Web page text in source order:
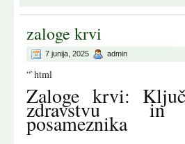
zaloge krvi
7 junija, 2025 admin
“`html
Zaloge krvi:
zdravstvu in
posameznika